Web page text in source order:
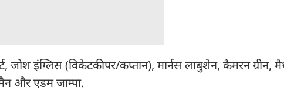
जोश इंग्लिस (विकेटकीपर/कप्तान), मार्नस लाबुशेन, कैमरन ग्रीन,
और एडम जाम्पा.